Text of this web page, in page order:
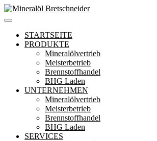
Zum
Inhalt
STARTSEITE
PRODUKTE
Mineralölvertrieb
Meisterbetrieb
Brennstoffhandel
BHG Laden
UNTERNEHMEN
Mineralölvertrieb
Meisterbetrieb
Brennstoffhandel
BHG Laden
SERVICES